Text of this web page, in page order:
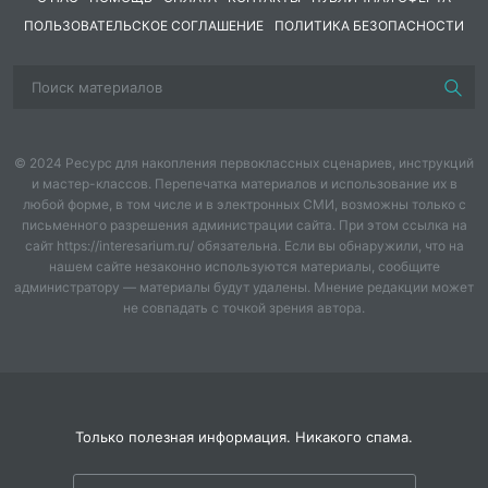
художественные особенности.
«Народные ремесла
Кубани»
Воспитатель: Бандурко Л.А.
требовало специальных приспособлений
нитки и игла были в каждом доме. Казачки вручную
ПОЛЬЗОВАТЕЛЬСКОЕ СОГЛАШЕНИЕ
ПОЛИТИКА БЕЗОПАСНОСТИ
© 2024 Ресурс для накопления первоклассных сценариев, инструкций
и мастер-классов. Перепечатка материалов и использование их в
любой форме, в том числе и в электронных СМИ, возможны только с
письменного разрешения администрации сайта. При этом ссылка на
сайт https://interesarium.ru/ обязательна. Если вы обнаружили, что на
нашем сайте незаконно используются материалы, сообщите
администратору — материалы будут удалены. Мнение редакции может
не совпадать с точкой зрения автора.
Только полезная информация. Никакого спама.